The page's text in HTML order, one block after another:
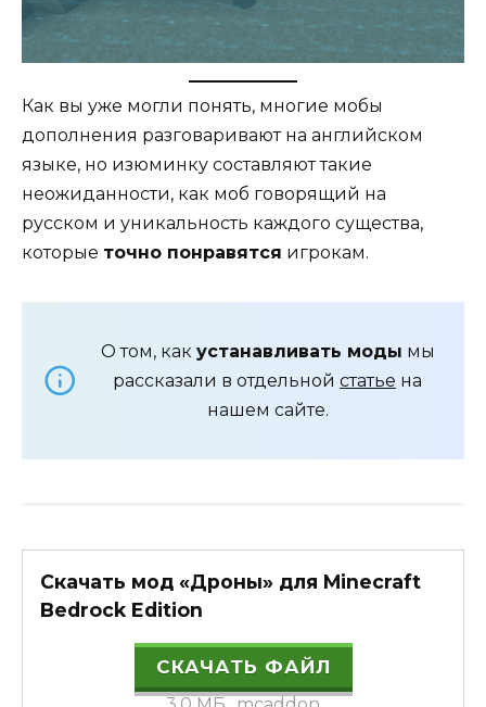
Как вы уже могли понять, многие мобы
дополнения разговаривают на английском
языке, но изюминку составляют такие
неожиданности, как моб говорящий на
русском и уникальность каждого существа,
которые точно понравятся игрокам.
О том, как устанавливать моды мы
рассказали в отдельной статье на
нашем сайте.
Скачать мод «Дроны» для Minecraft
Bedrock Edition
СКАЧАТЬ ФАЙЛ